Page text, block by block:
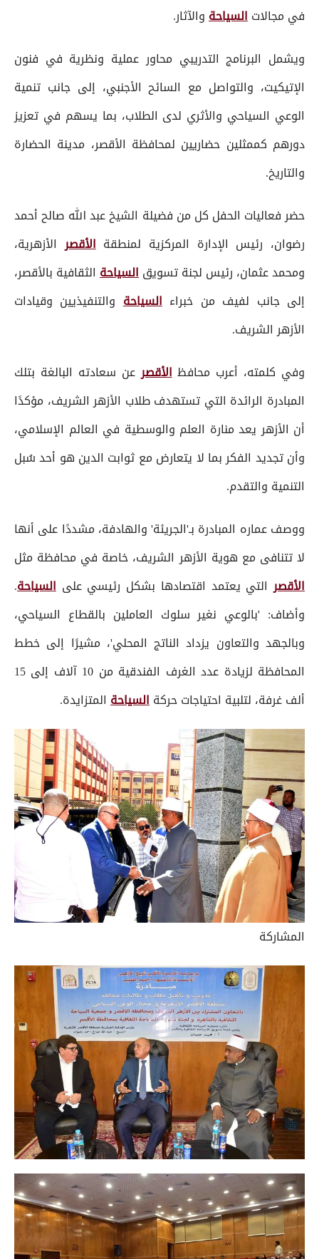
في مجالاتالسياحةوالآثار.
ويشمل البرنامج التدريبي محاور عملية ونظرية في فنون
الإتيكيت، والتواصل مع السائح الأجنبي، إلى جانب تنمية
الوعي السياحي والأثري لدى الطلاب، بما يسهم في تعزيز
دورهم كممثلين حضاريين لمحافظة الأقصر، مدينة الحضارة
والتاريخ.
حضر فعاليات الحفل كل من فضيلة الشيخ عبد الله صالح أحمد
رضوان، رئيس الإدارة المركزية لمنطقةالأقصرالأزهرية،
ومحمد عثمان، رئيس لجنة تسويقالسياحة الثقافية بالأقصر،
إلى جانب لفيف من خبراءالسياحةوالتنفيذيين وقيادات
الأزهر الشريف.
وفي كلمته، أعرب محافظالأقصرعن سعادته البالغة بتلك
المبادرة الرائدة التي تستهدف طلاب الأزهر الشريف، مؤكدًا
أن الأزهر يعد منارة العلم والوسطية في العالم الإسلامي،
وأن تجديد الفكر بما لا يتعارض مع ثوابت الدين هو أحد سُبل
التنمية والتقدم.
ووصف عماره المبادرة بـ'الجريئة' والهادفة، مشددًا على أنها
لا تتنافى مع هوية الأزهر الشريف، خاصة في محافظة مثل
الأقصرالتي يعتمد اقتصادها بشكل رئيسي على السياحة.
وأضاف: 'بالوعي نغير سلوك العاملين بالقطاع السياحي،
وبالجهد والتعاون يزداد الناتج المحلي'، مشيرًا إلى خطط
المحافظة لزيادة عدد الغرف الفندقية من 10 آلاف إلى 15
ألف غرفة، لتلبية احتياجات حركةالسياحة المتزايدة.
المشاركة